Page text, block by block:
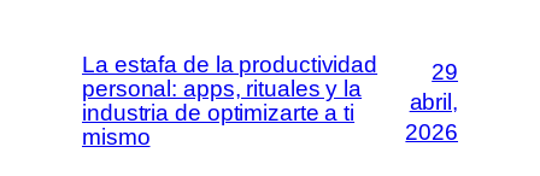
La estafa de la productividad
personal: apps, rituales y la
industria de optimizarte a ti
mismo
29
abril,
2026